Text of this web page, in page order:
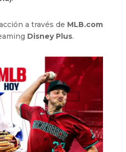
a través de MLB.com
Disney Plus.